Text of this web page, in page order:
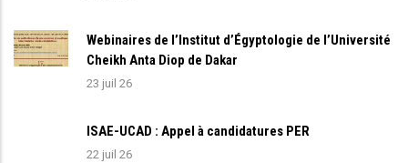
Webinaires de l’Institut d’Égyptologie de l’Université
Cheikh Anta Diop de Dakar
23 juil 26
ISAE-UCAD : Appel à candidatures PER
22 juil 26